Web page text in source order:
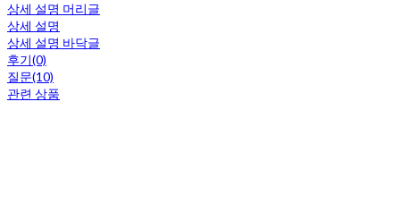
상세 설명 머리글
상세 설명
상세 설명 바닥글
후기(0)
질문(10)
관련 상품